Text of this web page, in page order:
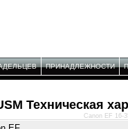
ПРИНАДЛЕЖНОСТИ
Техническая
Canon EF 16-